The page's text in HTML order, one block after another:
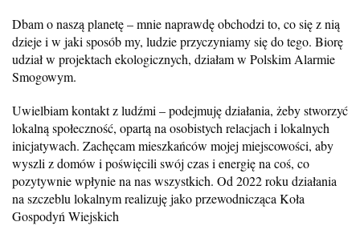
Dbam o naszą planetę – mnie naprawdę obchodzi to, co się z nią
dzieje i w jaki sposób my, ludzie przyczyniamy się do tego. Biorę
udział w projektach ekologicznych, działam w Polskim Alarmie
Smogowym.
Uwielbiam kontakt z ludźmi – podejmuję działania, żeby stworzyć
lokalną społeczność, opartą na osobistych relacjach i lokalnych
inicjatywach. Zachęcam mieszkańców mojej miejscowości, aby
wyszli z domów i poświęcili swój czas i energię na coś, co
pozytywnie wpłynie na nas wszystkich. Od 2022 roku działania
na szczeblu lokalnym realizuję jako przewodnicząca Koła
Gospodyń Wiejskich